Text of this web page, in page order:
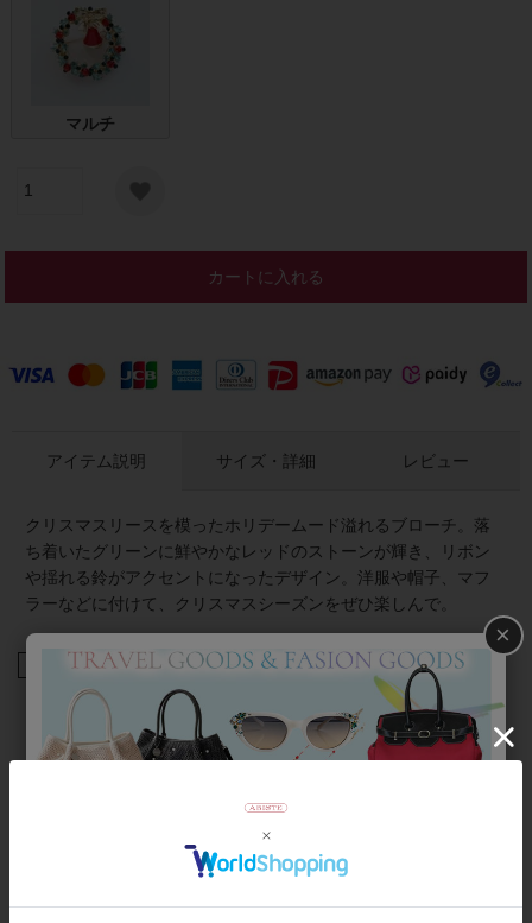
マルチ
カートに入れる
アイテム説明
クリスマスリースを模ったホリデームード溢れるブローチ。落
ち着いたグリーンに鮮やかなレッドのストーンが輝き、リボン
や揺れる鈴がアクセントになったデザイン。洋服や帽子、マフ
ラーなどに付けて、クリスマスシーズンをぜひ楽しんで。
サイズ・詳細 レビュー
商品番号 5241022
×